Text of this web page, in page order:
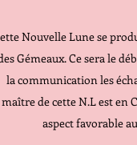
Nouvelle Lune se
Gémeaux. Ce sera le
la communication les
maître de cette N.L est en
aspect favorable